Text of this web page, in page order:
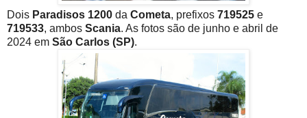
Dois Paradisos 1200 da Cometa, prefixos 719525 e
719533, ambos Scania. As fotos são de junho e abril de
2024 em São Carlos (SP).